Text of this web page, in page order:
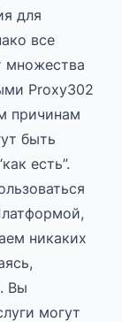
для
все
множества
Proxy302
причинам
быть
есть”.
никаких
Вы
могут